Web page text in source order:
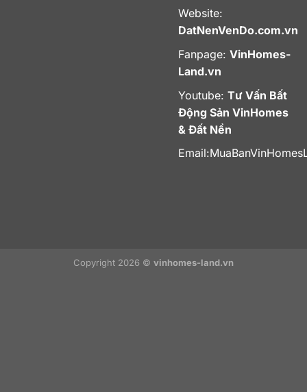
Website:
DatNenVenDo.com.vn
Fanpage: VinHomes-
Land.vn
Youtube: Tư Vấn Bất
Động Sản VinHomes
& Đất Nền
Email:
Copyright 2026 © vinhomes-land.vn